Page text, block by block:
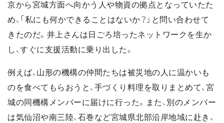
京から宮城方面へ向かう人や物資の拠点となっていたた
め、「私にも何かできることはないか？」と問い合わせて
きたのだ。井上さんは日ごろ培ったネットワークを生か
し、すぐに支援活動に乗り出した。
例えば、山形の機構の仲間たちは被災地の人に温かいも
のを食べてもらおうと、手づくり料理を取りまとめて、宮
城の同機構メンバーに届けに行った。また、別のメンバー
は気仙沼や南三陸、石巻など宮城県北部沿岸地域に赴き、